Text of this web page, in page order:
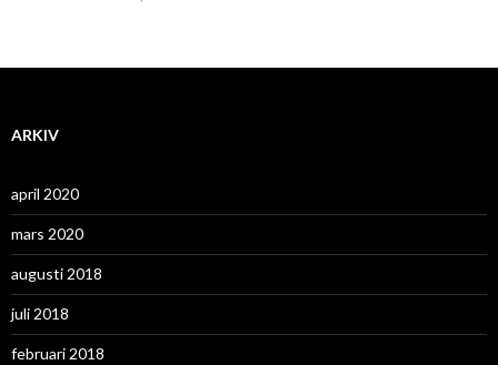
ARKIV
april 2020
mars 2020
augusti 2018
juli 2018
februari 2018